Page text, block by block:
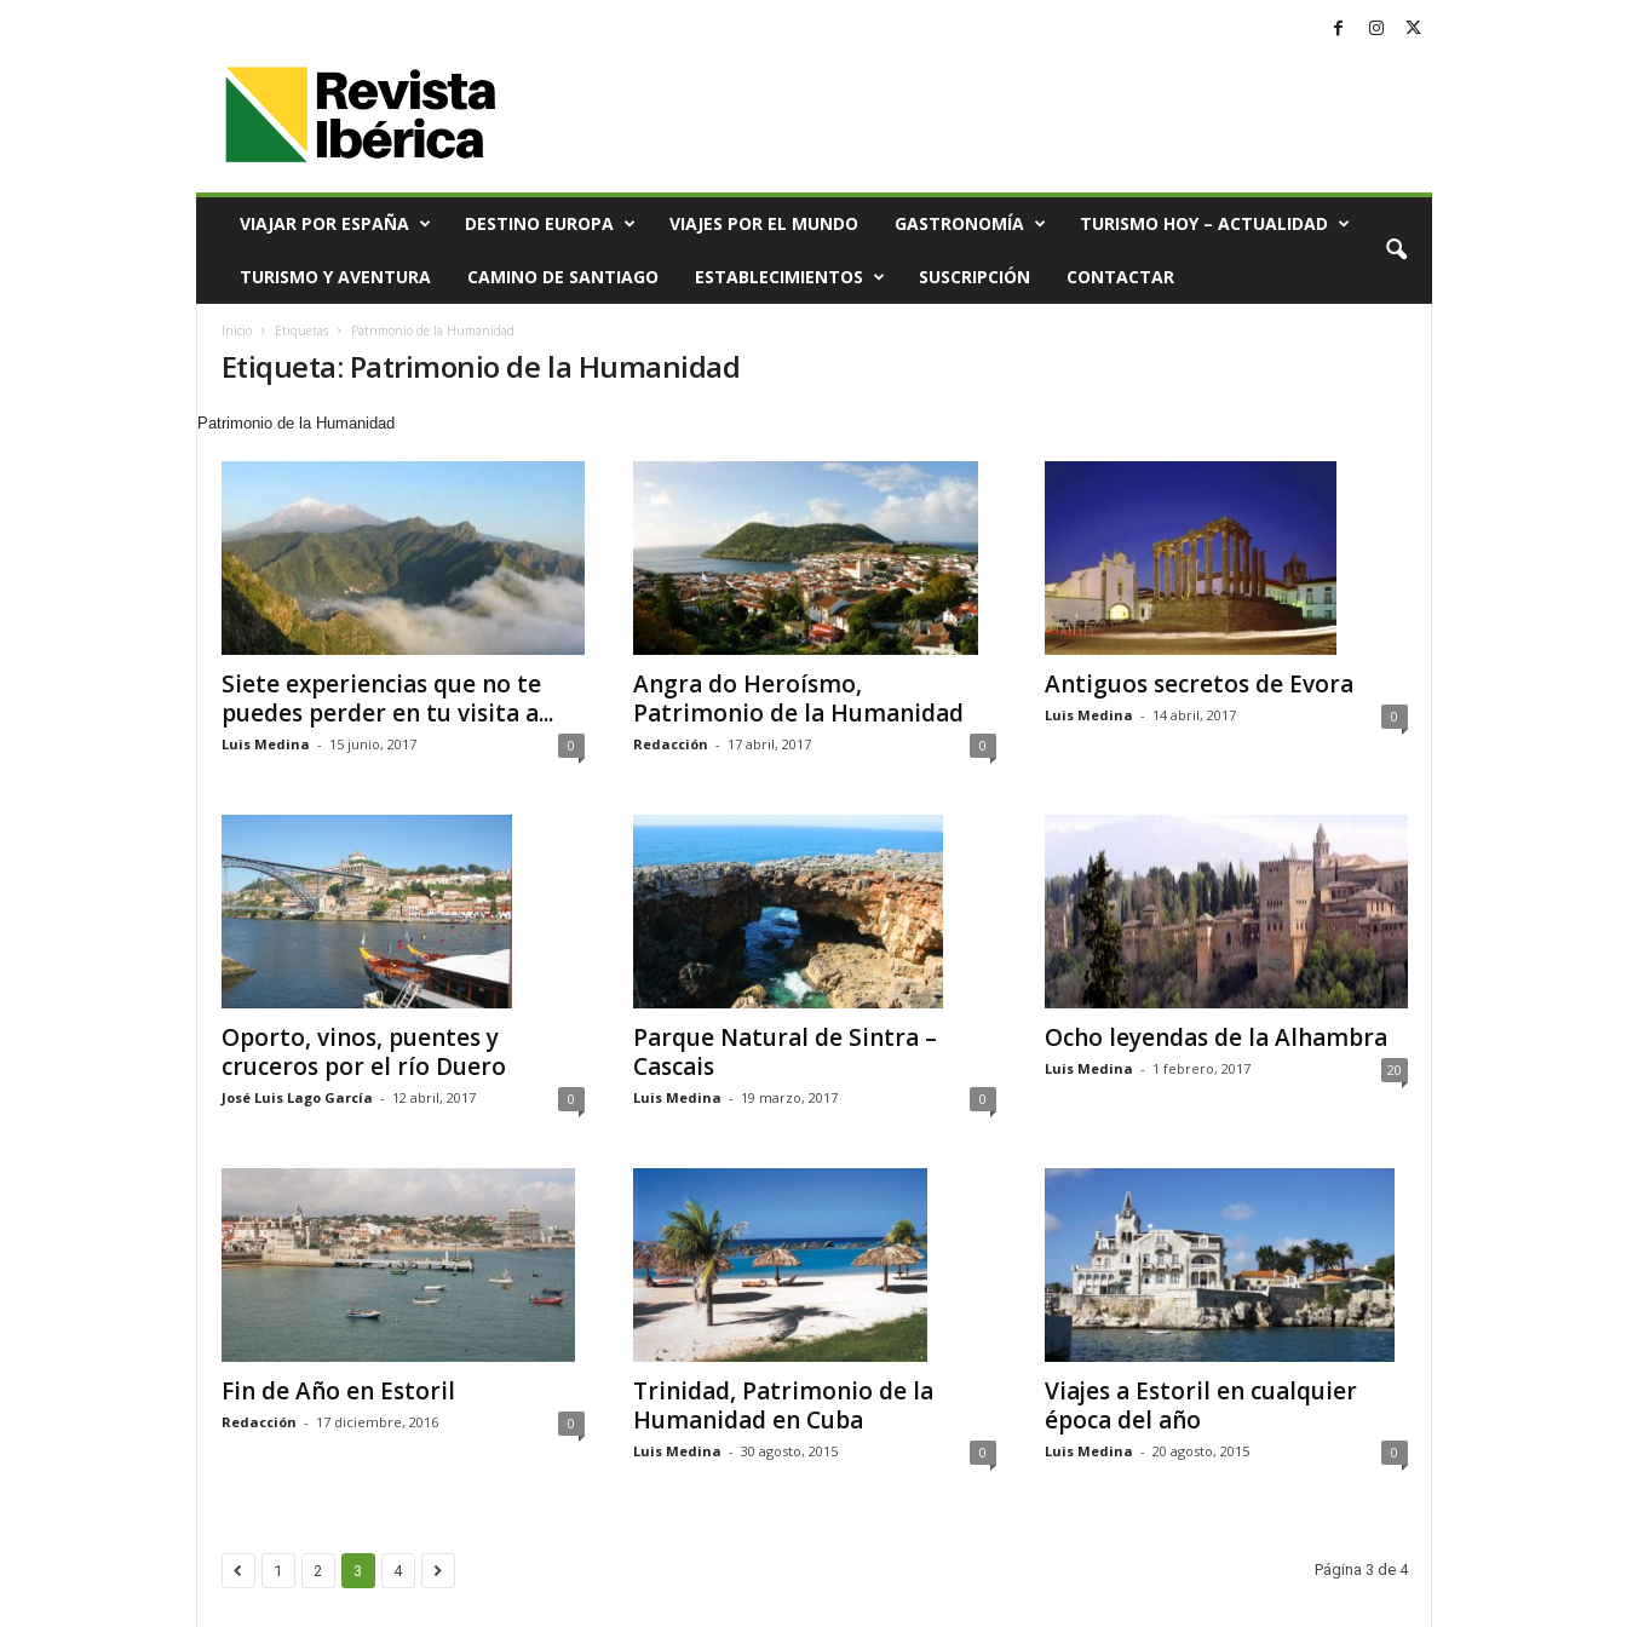
y
VIAJAR POR ESPAÑA DESTINO EUROPA VIAJES POR EL MUNDO GASTRONOMÍA TURISMO HOY – ACTUALIDAD
TURISMO Y AVENTURA CAMINO DE SANTIAGO ESTABLECIMIENTOS SUSCRIPCIÓN CONTACTAR
Inicio Etiquetas Patrimonio de la Humanidad
Etiqueta: Patrimonio de la Humanidad
Patrimonio de la Humanidad
Siete experiencias que no te
puedes perder en tu visita a...
Luis Medina - 15 junio, 2017 0
Angra do Heroísmo,
Patrimonio de la Humanidad
Redacción - 17 abril, 2017 0
Antiguos secretos de Evora
Luis Medina - 14 abril, 2017 0
Oporto, vinos, puentes y
cruceros por el río Duero
José Luis Lago García - 12 abril, 2017 0
Parque Natural de Sintra –
Cascais
Luis Medina - 19 marzo, 2017 0
Ocho leyendas de la Alhambra
Luis Medina - 1 febrero, 2017 20
Fin de Año en Estoril
Redacción - 17 diciembre, 2016 0
Trinidad, Patrimonio de la
Humanidad en Cuba
Luis Medina - 30 agosto, 2015 0
Viajes a Estoril en cualquier
época del año
Luis Medina - 20 agosto, 2015 0
1 2 3 4 Página 3 de 4